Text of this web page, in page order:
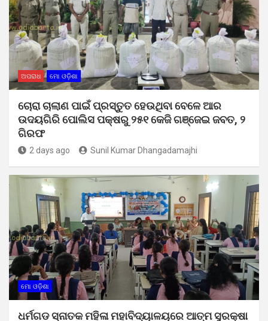
ଅପରାଧ ମୋ ଓଡ଼ିଶା
ଚୋରା ଚାଲାଣ ପାଇଁ ପ୍ରସ୍ତୁତ ହେଉଥିବା ବେଳେ ଆର
ଉଦୟଗିରି ପୋଲିସ ପକ୍ଷରୁ ୨୫୧ କେଜି ଗଞ୍ଜେଇ ଜବତ, ୨
ଗିରଫ
2 days ago Sunil Kumar Dhangadamajhi
ମୋ ଓଡ଼ିଶା
ଧର୍ମଗଡ ସ୍ନାତକ ମହିଳା ମହାବିଦ୍ୟାଳୟରେ ଆତ୍ମ ସୁରକ୍ଷା